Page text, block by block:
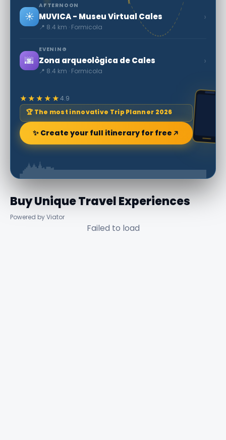
☀️
AFTERNOON
MUVICA - Museu Virtual Cales
📍 8.4 km · Formicola
›
🌆
EVENING
Zona arqueològica de Cales
📍 8.4 km · Formicola
›
★★★★★4.9
🏆 The most innovative Trip Planner 2026
✨ Create your full itinerary for free
Buy Unique Travel Experiences
Powered by Viator
Failed to load